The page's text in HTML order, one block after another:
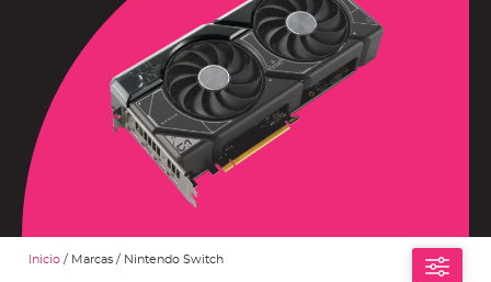
Inicio / Marcas / Nintendo Switch